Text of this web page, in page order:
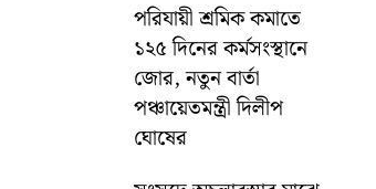
পরিযায়ী শ্রমিক কমাতে
১২৫ দিনের কর্মসংস্থানে
জোর, নতুন বার্তা
পঞ্চায়েতমন্ত্রী দিলীপ
ঘোষের